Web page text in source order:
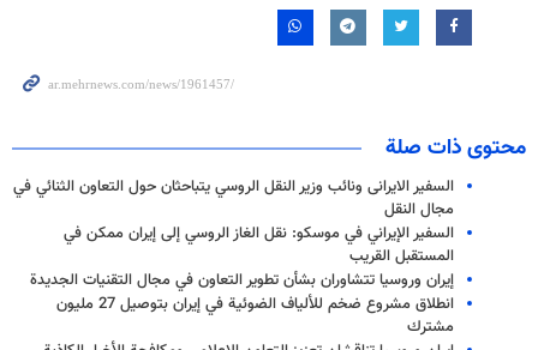
محتوى ذات صلة
السفیر الایرانی ونائب وزير النقل الروسي يتباحثان حول التعاون الثنائي في
مجال النقل
السفير الإيراني في موسكو: نقل الغاز الروسي إلى إيران ممكن في
المستقبل القريب
إيران وروسيا تتشاوران بشأن تطوير التعاون في مجال التقنيات الجديدة
انطلاق مشروع ضخم للألياف الضوئية في إيران بتوصيل 27 مليون
مشترك